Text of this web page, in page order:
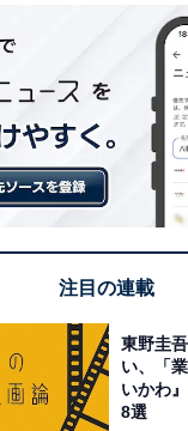
季折々の風景が楽
、幅広い年代に人
麗で皇居とか見る
飲食店が多く選択
「煉瓦造りの風格
冒険できるから（
京駅丸の内駅舎」
注目の連載
東野圭
い、「
いかわ
8選